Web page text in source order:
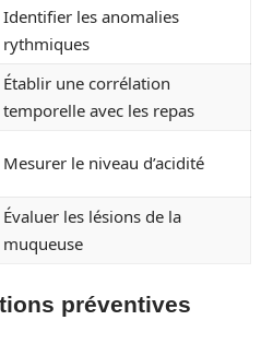
Identifier les anomalies
rythmiques
Établir une corrélation
temporelle avec les repas
Mesurer le niveau d’acidité
Évaluer les lésions de la
muqueuse
préventives